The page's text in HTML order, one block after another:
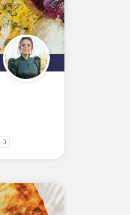
כ-45 דקות